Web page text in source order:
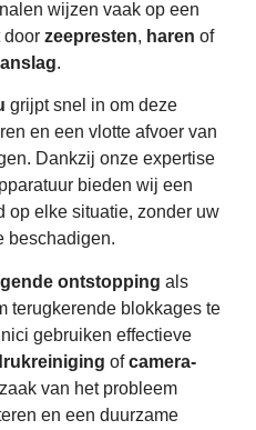
wijzen vaak op een
door zeepresten, haren of
.
grijpt snel in om deze
en een vlotte afvoer van
Dankzij onze expertise
bieden wij een
op elke situatie, zonder uw
beschadigen.
ontstopping als
terugkerende blokkages te
gebruiken effectieve
ofcamera-
van het probleem
en een duurzame